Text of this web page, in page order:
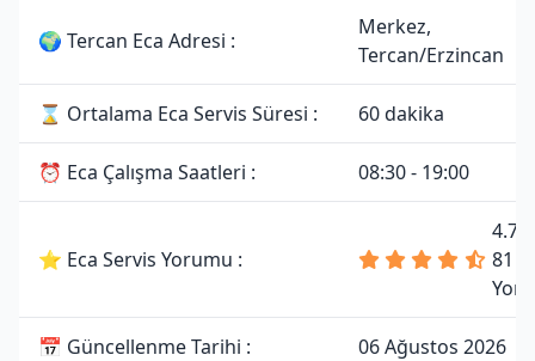
🌍 Tercan Eca Adresi :
Merkez,
Tercan/Erzincan
⌛ Ortalama Eca Servis Süresi : 60 dakika
⏰ Eca Çalışma Saatleri : 08:30 - 19:00
⭐ Eca Servis Yorumu :
4.7
81
📅 Güncellenme Tarihi : 06 Ağustos 2026